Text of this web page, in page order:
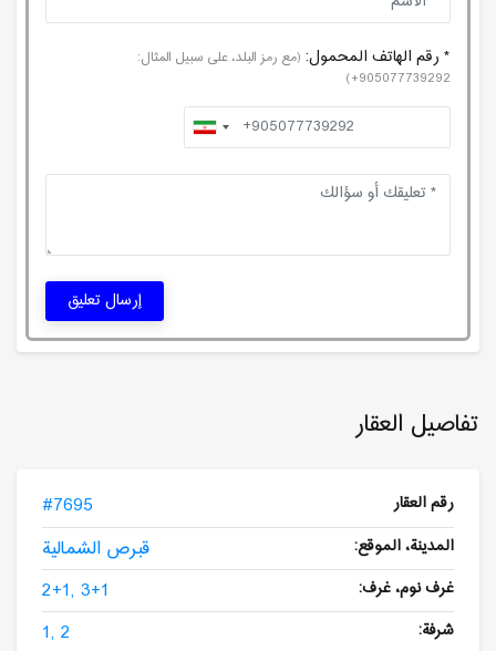
تفاصيل العقار
رقم العقار #7695
المدينة، الموقع: قبرص الشمالية
غرف نوم، غرف: 2+1, 3+1
شرفة: 1, 2
* رقم الهاتف المحمول: (مع رمز البلد، على سبيل المثال:
905077739292+)
إرسال تعليق